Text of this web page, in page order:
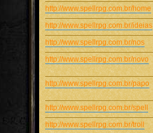
http://www.spellrpg.com.br/home
http://www.spellrpg.com.br/ideias
http://www.spellrpg.com.br/nos
http://www.spellrpg.com.br/novo
http://www.spellrpg.com.br/papo
http://www.spellrpg.com.br/spell
http://www.spellrpg.com.br/troll